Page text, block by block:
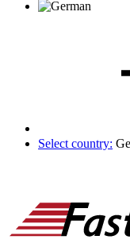
Select country: